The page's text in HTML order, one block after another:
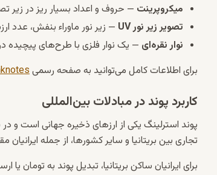
میکروپرینت — حروف و اعداد بسیار ریز در زیر
تصویر زیر نور UV
— زیر نور ماوراء بنفش،
نوار نقره‌ای — یک نوار فلزی با طرح‌های پیچیده
برای اطلاعات کامل می‌توانید به صفحه رسمی
کاربرد پوند در مبادلات بین‌المللی
پوند استرلینگ یکی از ارزهای ذخیره جهانی است و در
تجاری بین بریتانیا و سایر کشورها، از جمله
برای ایرانیان ساکن بریتانیا، تبدیل پوند به تومان